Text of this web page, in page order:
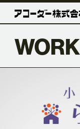
TOP
COMPANY
WORK